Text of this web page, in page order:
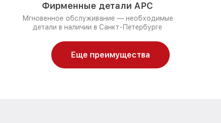
Фирменные детали APC
Мгновенное обслуживание — необходимые
детали в наличии в Санкт-Петербурге
Еще преимущества